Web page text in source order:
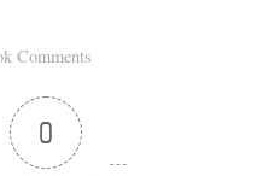
Comments
0